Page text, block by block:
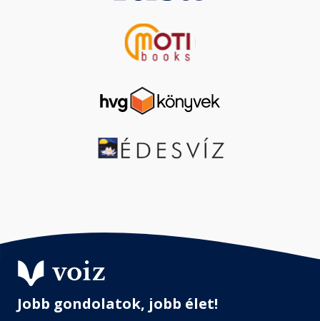
Jobb gondolatok, jobb élet!